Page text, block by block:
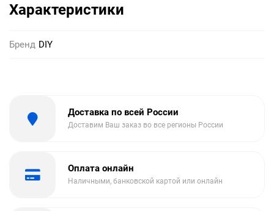
Характеристики
Бренд DIY
Доставка по всей России
Доставим Ваш заказ во все регионы России
Оплата онлайн
Наличными, банковской картой или онлайн